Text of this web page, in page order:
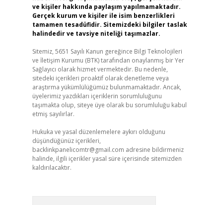
ve kişiler hakkında paylaşım yapılmamaktadır.
Gerçek kurum ve kişiler ile isim benzerlikleri
tamamen tesadüfidir. Sitemizdeki bilgiler taslak
halindedir ve tavsiye niteliği taşımazlar.
Sitemiz, 5651 Sayılı Kanun gereğince Bilgi Teknolojileri
ve İletişim Kurumu (BTK) tarafından onaylanmış bir Yer
Sağlayıcı olarak hizmet vermektedir. Bu nedenle,
sitedeki içerikleri proaktif olarak denetleme veya
araştırma yükümlülüğümüz bulunmamaktadır. Ancak,
üyelerimiz yazdıkları içeriklerin sorumluluğunu
taşımakta olup, siteye üye olarak bu sorumluluğu kabul
etmiş sayılırlar.
Hukuka ve yasal düzenlemelere aykırı olduğunu
düşündüğünüz içerikleri,
backlinkpanelicomtr@gmail.com adresine bildirmeniz
halinde, ilgili içerikler yasal süre içerisinde sitemizden
kaldırılacaktır.